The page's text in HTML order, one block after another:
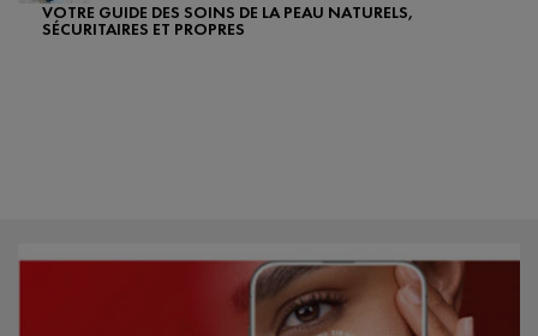
VOTRE GUIDE DES SOINS DE LA PEAU NATURELS,
SÉCURITAIRES ET PROPRES